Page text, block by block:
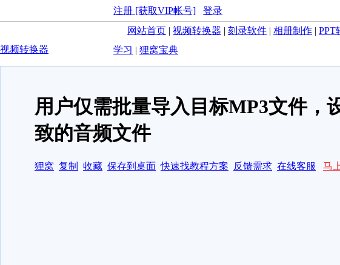
注册 [获取VIP帐号]
登录
网站首页 | 视频转换器 | 刻录软件 | 相册制作 | PPT
学习 | 狸窝宝典
视频转换器
用户仅需批量导入目标MP3文件，
致的音频文件
狸窝 复制 收藏 保存到桌面 快速找教程方案 反馈需求 在线客服 马